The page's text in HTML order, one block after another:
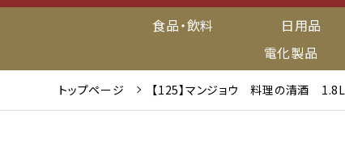
食品・飲料
日用品
電化製品
トップページ 【125】マンジョウ 料理の清酒 1.8L